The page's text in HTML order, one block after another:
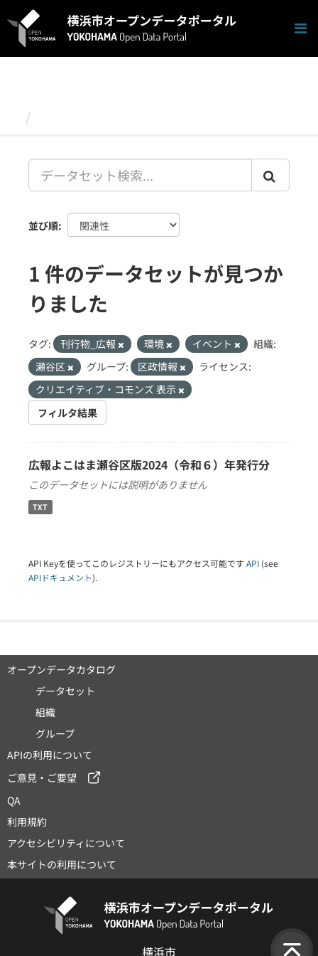
キ
並び順
1 件のデータセットが見つか
りました
タグ: 刊行物_広報 環境 イベント
組織:
瀬谷区
グループ: 区政情報
ライセンス:
クリエイティブ・コモンズ 表示
フィルタ結果
広報よこはま瀬谷区版2024（令和６）年発行分
このデータセットには説明がありません
TXT
API Keyを使ってこのレジストリーにもアクセス可能です API (see
APIドキュメント).
オープンデータカタログ
データセット
組織
グループ
APIの利用について
ご意見・ご要望
QA
利用規約
アクセシビリティについて
本サイトの利用について
横浜市